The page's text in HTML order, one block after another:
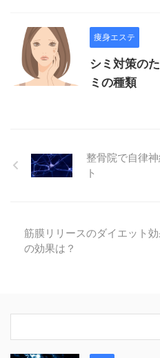
痩身エステ
シミ対策の
ミの種類
整骨院で自律
ト
筋膜リリースのダイエット
の効果は？